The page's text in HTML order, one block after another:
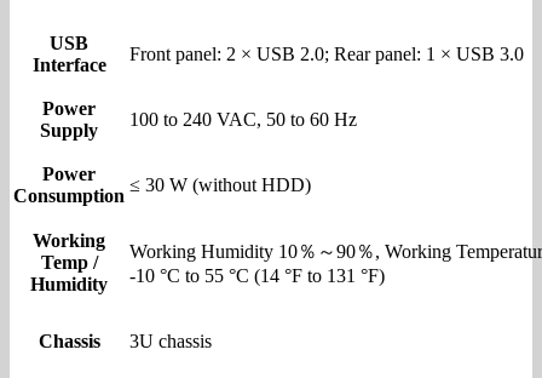
USB
Interface
Front panel: 2 × USB 2.0; Rear panel: 1 × USB 3.0
Power
Supply
100 to 240 VAC, 50 to 60 Hz
Power
Consumption
≤ 30 W (without HDD)
Working
Temp /
Humidity
Working Humidity 10％～90％, Working
-10 °C to 55 °C (14 °F to 131 °F)
Chassis 3U chassis